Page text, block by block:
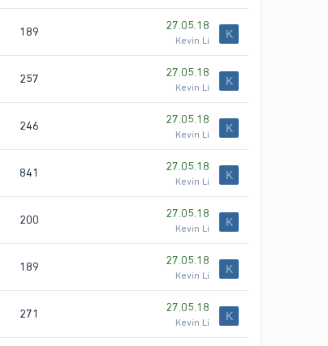
189 27.05.18
Kevin Li K
257 27.05.18
Kevin Li K
246 27.05.18
Kevin Li K
841 27.05.18
Kevin Li K
200 27.05.18
Kevin Li K
189 27.05.18
Kevin Li K
271 27.05.18
Kevin Li K